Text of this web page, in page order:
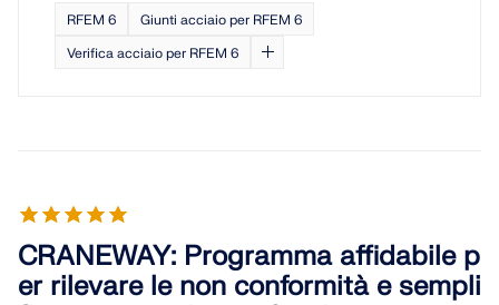
RFEM 6
Giunti acciaio per RFEM 6
Verifica acciaio per RFEM 6
CRANEWAY: Programma affidabile p
er rilevare le non conformità e sempli